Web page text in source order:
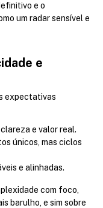
e o
um radar sensível e
e
expectativas
e valor real.
únicos, mas ciclos
e alinhadas.
com foco,
barulho, e sim sobre